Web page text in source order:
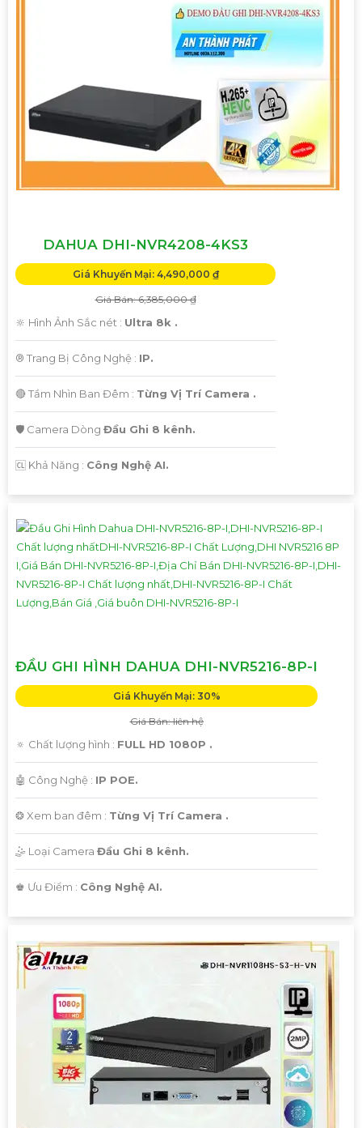
DAHUA DHI-NVR4208-4KS3
Giá Khuyến Mại: 4,490,000 ₫
Giá Bán: 6,385,000 ₫
🔆 Hình Ảnh Sắc nét : Ultra 8k .
®️ Trang Bị Công Nghệ : IP.
🔴 Tầm Nhìn Ban Đêm : Từng Vị Trí Camera .
🛡 Camera Dòng Đầu Ghi 8 kênh.
️🆑 Khả Năng : Công Nghệ AI.
ĐẦU GHI HÌNH DAHUA DHI-NVR5216-8P-I
Giá Khuyến Mại: 30%
Giá Bán: liên hệ
🔅 Chất lượng hình : FULL HD 1080P .
🤖️ Công Nghệ : IP POE.
❂ Xem ban đêm : Từng Vị Trí Camera .
🤹 Loại Camera Đầu Ghi 8 kênh.
️♚ Ưu Điểm : Công Nghệ AI.